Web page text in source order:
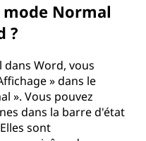
Normal
?
Word, vous
» dans le
». Vous pouvez
dans la barre d'état
sont